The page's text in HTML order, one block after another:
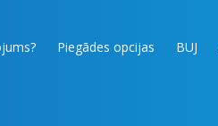
Piegādes opcijas BUJ